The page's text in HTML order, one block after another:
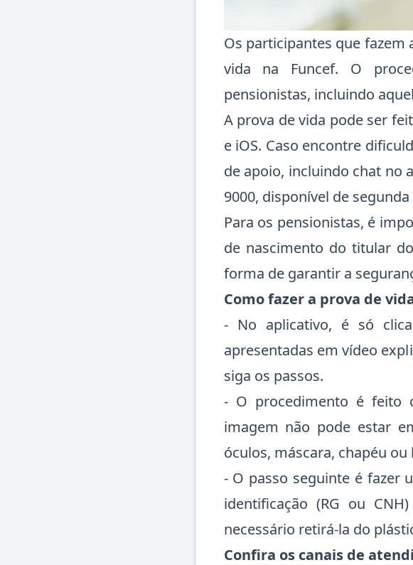
Os participantes que fazem
vida na Funcef. O
pensionistas, incluindo
A prova de vida pode ser
e iOS. Caso encontre
de apoio, incluindo chat no
9000, disponível de
Para os pensionistas, é
de nascimento do titular
forma de garantir a
Como fazer a prova de
- No aplicativo, é só
apresentadas em vídeo
siga os passos.
- O procedimento é feito
imagem não pode estar
óculos, máscara, chapéu ou
- O passo seguinte é fazer
identificação (RG ou
necessário retirá-la do
Confira os canais de